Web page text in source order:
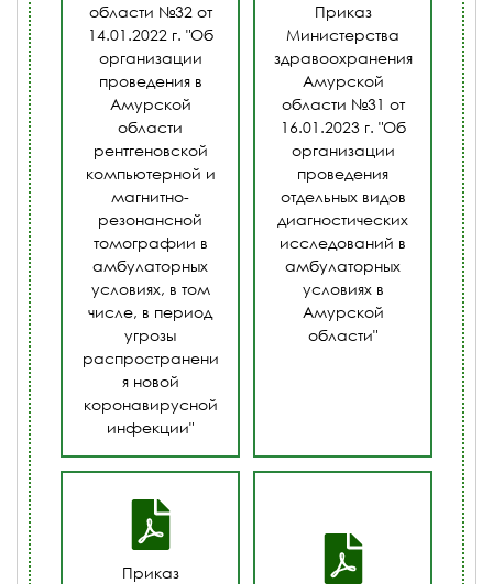
области №32 от
14.01.2022 г. "Об
организации
проведения в
Амурской
области
рентгеновской
компьютерной и
магнитно-
резонансной
томографии в
амбулаторных
условиях, в том
числе, в период
угрозы
распространени
я новой
коронавирусной
инфекции"
Приказ
Министерства
здравоохранения
Амурской
области №31 от
16.01.2023 г. "Об
организации
проведения
отдельных видов
диагностических
исследований в
амбулаторных
условиях в
Амурской
области"
Приказ